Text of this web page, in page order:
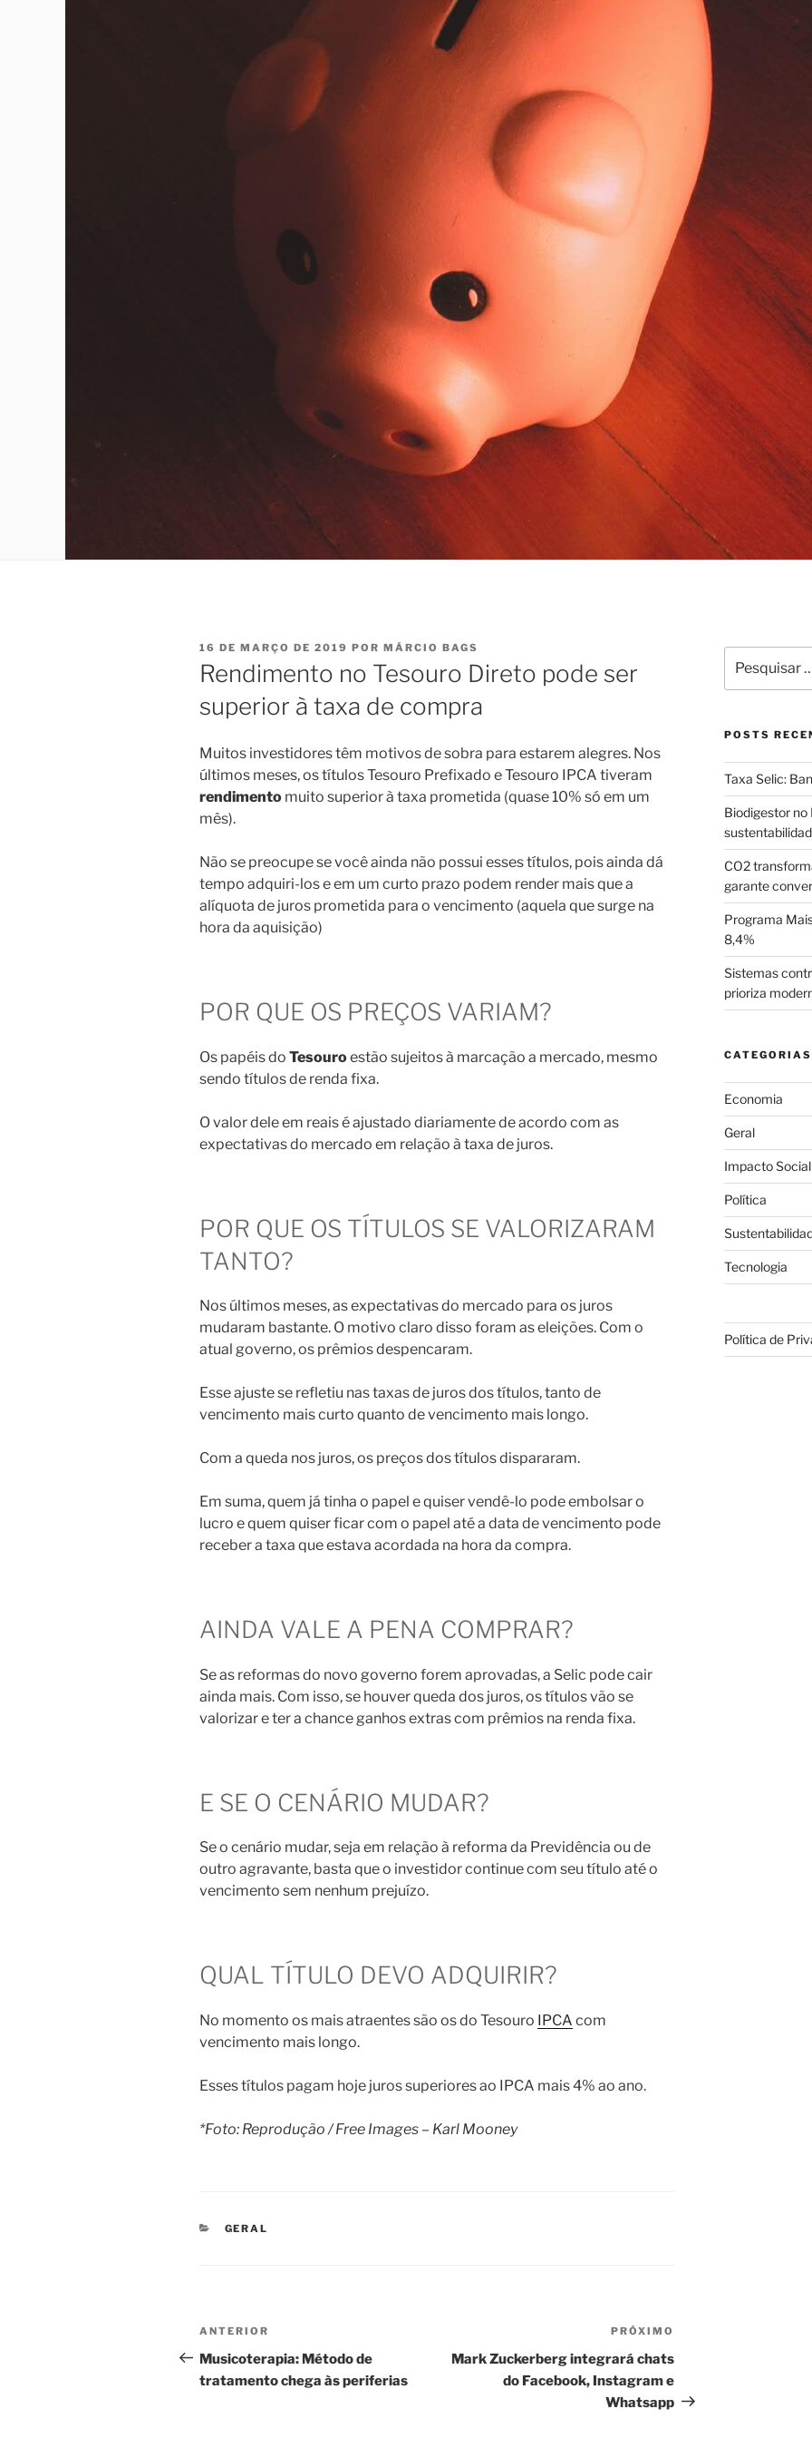
PUBLICADO
EM
16 DE MARÇO DE 2019 POR MÁRCIO BAGS
Rendimento no Tesouro Direto pode ser
superior à taxa de compra
Muitos investidores têm motivos de sobra para estarem alegres. Nos
últimos meses, os títulos Tesouro Prefixado e Tesouro IPCA tiveram
rendimento muito superior à taxa prometida (quase 10% só em um
mês).
Não se preocupe se você ainda não possui esses títulos, pois ainda dá
tempo adquiri-los e em um curto prazo podem render mais que a
alíquota de juros prometida para o vencimento (aquela que surge na
hora da aquisição)
POR QUE OS PREÇOS VARIAM?
Os papéis do Tesouroestão sujeitos à marcação a mercado, mesmo
sendo títulos de renda fixa.
O valor dele em reais é ajustado diariamente de acordo com as
expectativas do mercado em relação à taxa de juros.
POR QUE OS TÍTULOS SE VALORIZARAM
TANTO?
Nos últimos meses, as expectativas do mercado para os juros
mudaram bastante. O motivo claro disso foram as eleições. Com o
atual governo, os prêmios despencaram.
Esse ajuste se refletiu nas taxas de juros dos títulos, tanto de
vencimento mais curto quanto de vencimento mais longo.
Com a queda nos juros, os preços dos títulos dispararam.
Em suma, quem já tinha o papel e quiser vendê-lo pode embolsar o
lucro e quem quiser ficar com o papel até a data de vencimento pode
receber a taxa que estava acordada na hora da compra.
AINDA VALE A PENA COMPRAR?
Se as reformas do novo governo forem aprovadas, a Selic pode cair
ainda mais. Com isso, se houver queda dos juros, os títulos vão se
valorizar e ter a chance ganhos extras com prêmios na renda fixa.
E SE O CENÁRIO MUDAR?
Se o cenário mudar, seja em relação à reforma da Previdência ou de
outro agravante, basta que o investidor continue com seu título até o
vencimento sem nenhum prejuízo.
QUAL TÍTULO DEVO ADQUIRIR?
No momento os mais atraentes são os do Tesouro IPCA com
vencimento mais longo.
Esses títulos pagam hoje juros superiores ao IPCA mais 4% ao ano.
*Foto: Reprodução / Free Images – Karl Mooney
CATEGORIAS
GERAL
Navegação
de
Post
Post
anterior
ANTERIOR
Musicoterapia: Método de
tratamento chega às periferias
post
PRÓXIMO
Mark Zuckerberg integrará chats
do Facebook, Instagram e
Whatsapp
por:
POSTS
Taxa Selic:
Biodigestor no
CO2
garante
Programa
8,4%
Sistemas
prioriza
CATEGORIAS
Economia
Geral
Impacto Social
Política
Tecnologia
Política de